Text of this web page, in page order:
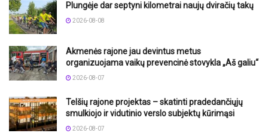
Plungėje dar septyni kilometrai naujų dviračių takų
2026-08-08
Akmenės rajone jau devintus metus
organizuojama vaikų prevencinė stovykla „Aš galiu“
2026-08-07
Telšių rajone projektas – skatinti pradedančiųjų
smulkiojo ir vidutinio verslo subjektų kūrimąsi
2026-08-07